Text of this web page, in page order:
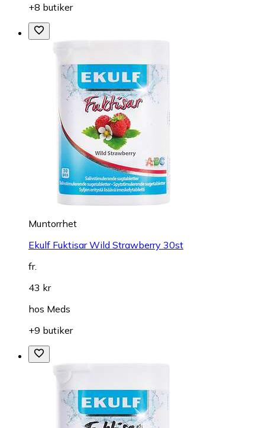
+8 butiker
Muntorrhet
Ekulf Fuktisar Wild Strawberry 30st
fr.
43 kr
hos Meds
+9 butiker